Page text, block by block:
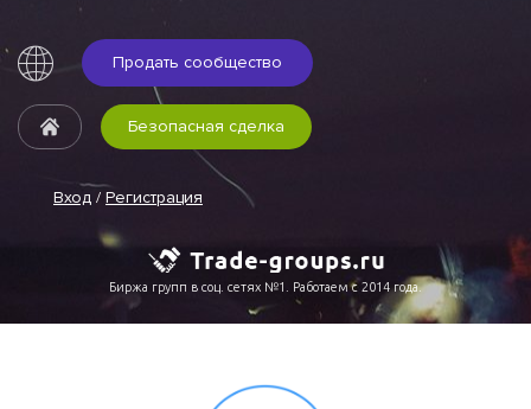
Продать сообщество
Вход / Регистрация
Безопасная сделка
Биржа групп в соц. сетях №1. Работаем с 2014 года.